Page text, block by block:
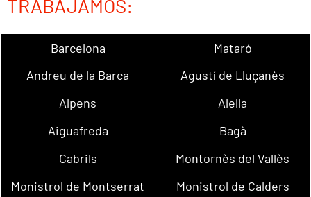
TRABAJAMOS:
Barcelona
Mataró
Andreu de la Barca
Agustí de Lluçanès
Alpens
Alella
Aiguafreda
Bagà
Cabrils
Montornès del Vallès
Monistrol de Montserrat
Monistrol de Calders